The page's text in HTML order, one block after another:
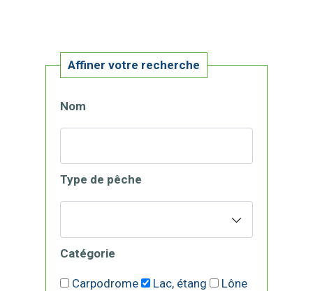
Affiner votre recherche
Nom
Type de pêche
Catégorie
Carpodrome Lac, étang
Lône